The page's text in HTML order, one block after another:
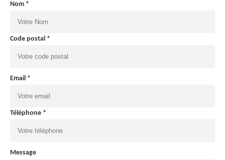
Nom *
Code postal *
Email *
Téléphone *
Message